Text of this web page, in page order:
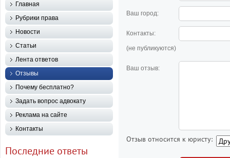
Ваш город:
Контакты:
(не публикуются)
Ваш отзыв:
Отзыв относится к юристу:
Главная
Рубрики права
Новости
Статьи
Лента ответов
Отзывы
Почему бесплатно?
Задать вопрос адвокату
Реклама на сайте
Контакты
Последние ответы